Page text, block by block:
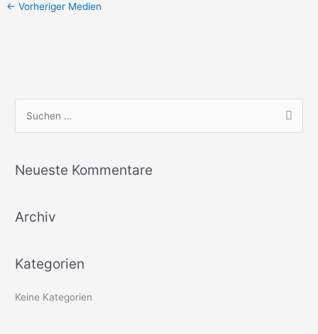
← Vorheriger Medien
h
n
c
h
Neueste Kommentare
Archiv
Kategorien
Keine Kategorien